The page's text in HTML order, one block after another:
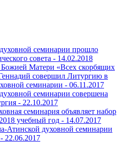
семинарии прошло
совета - 14.02.2018
Матери «Всех скорбящих
совершил Литургию в
семинарии - 06.11.2017
семинарии совершена
- 22.10.2017
семинария объявляет набор
учебный год - 14.07.2017
Атинской духовной семинарии
22.06.2017